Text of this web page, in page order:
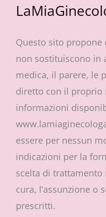
Questo sito propone
non sostituiscono in
medica, il parere, le
diretto con il proprio
informazioni
essere per nessun
indicazioni per la
scelta di
cura, l’assunzione o
prescritti.